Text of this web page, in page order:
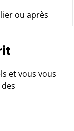
ou après
et vous vous